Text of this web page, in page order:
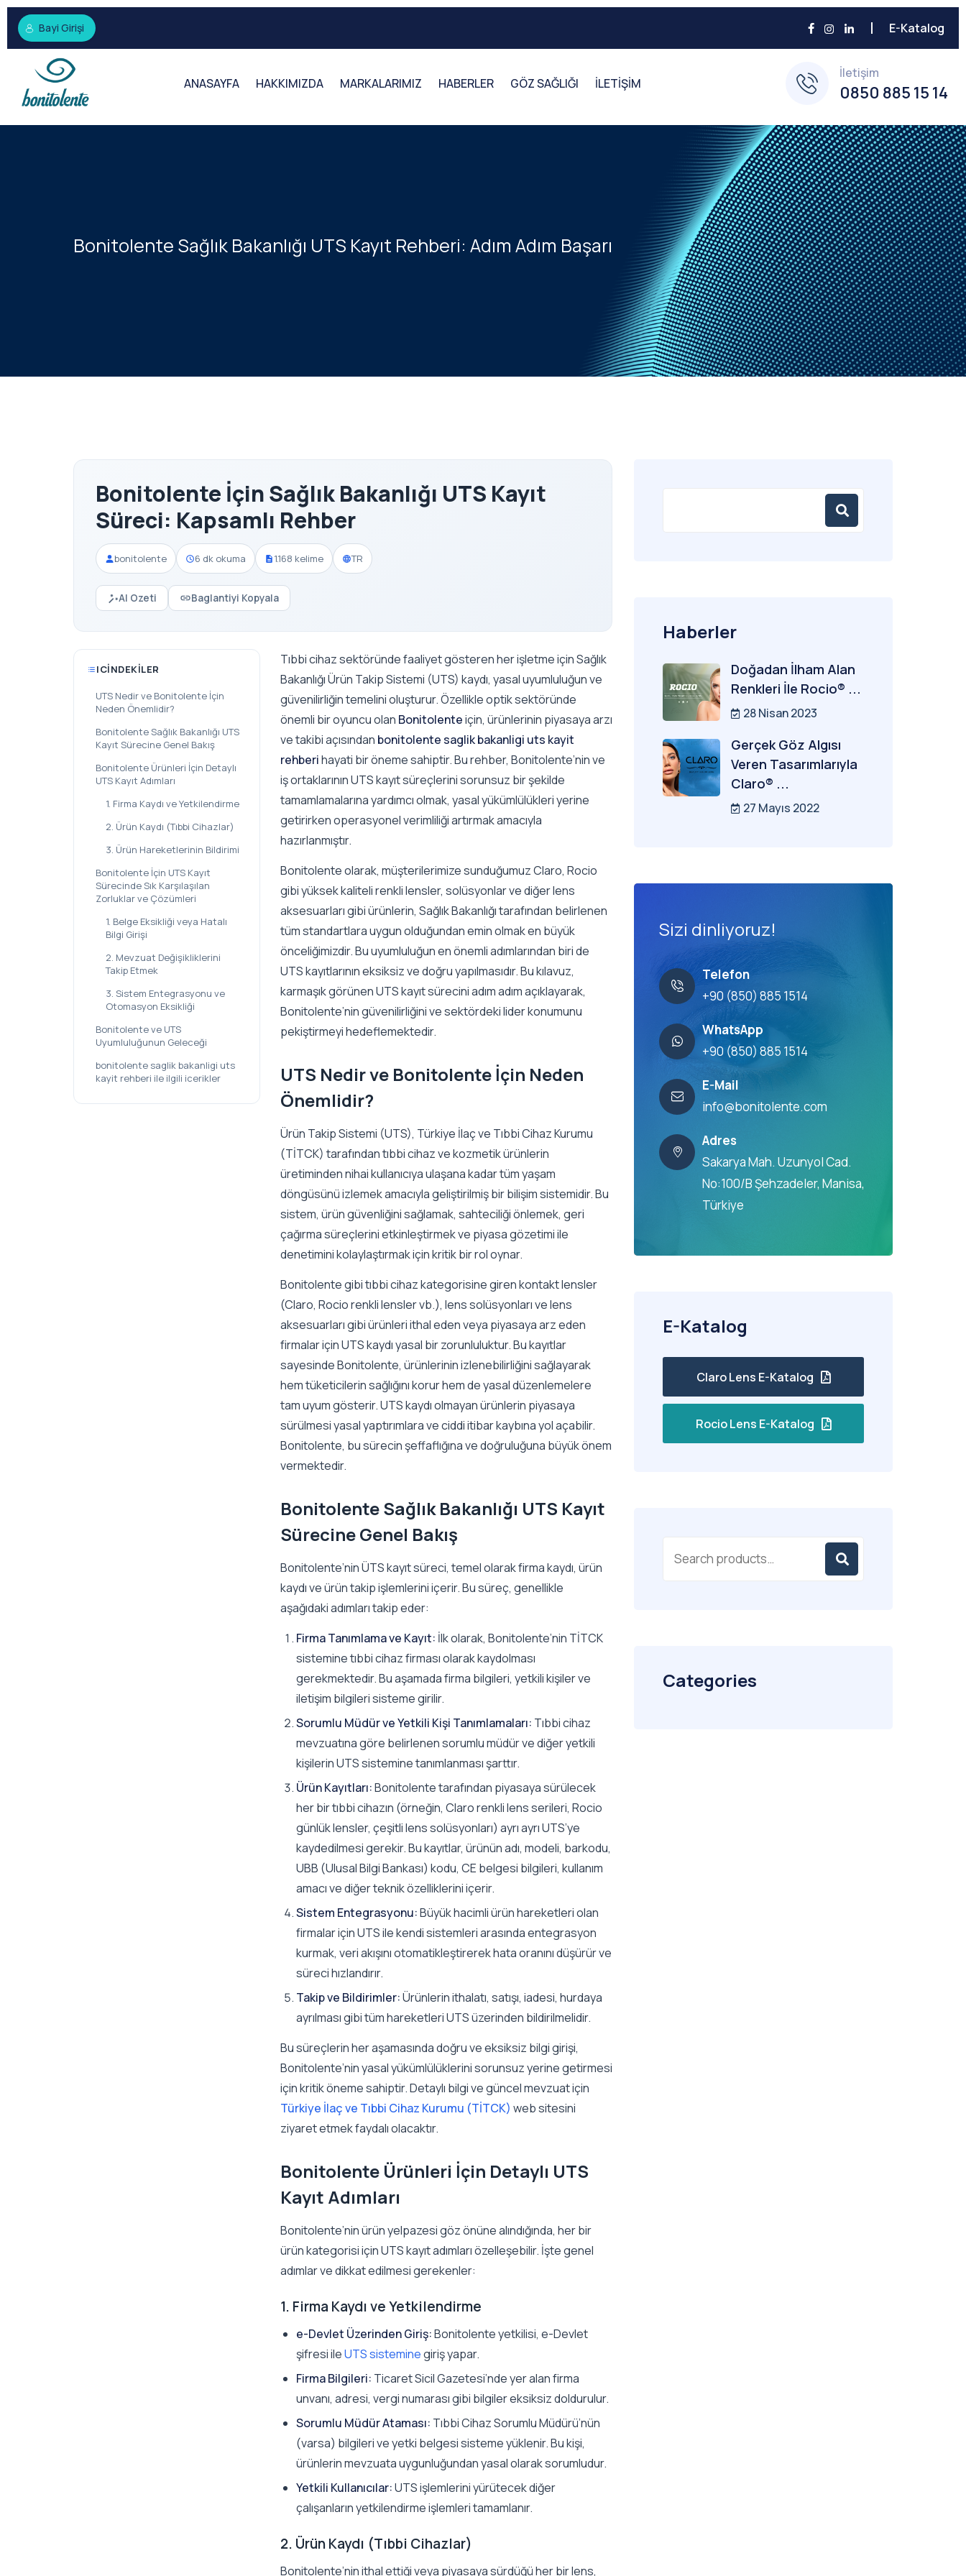
Bayi Girişi E-Katalog
ANASAYFA HAKKIMIZDA MARKALARIMIZ HABERLER GÖZ SAĞLIĞI İLETİŞİM
İletişim
0850 885 15 14
Bonitolente Sağlık Bakanlığı UTS Kayıt Rehberi: Adım Adım Başarı
Bonitolente İçin Sağlık Bakanlığı UTS Kayıt
Süreci: Kapsamlı Rehber
bonitolente 6 dk okuma 1.168 kelime TR
AI Ozeti Baglantiyi Kopyala
ICINDEKILER
UTS Nedir ve Bonitolente İçin
Neden Önemlidir?
Bonitolente Sağlık Bakanlığı UTS
Kayıt Sürecine Genel Bakış
Bonitolente Ürünleri İçin Detaylı
UTS Kayıt Adımları
1. Firma Kaydı ve Yetkilendirme
2. Ürün Kaydı (Tıbbi Cihazlar)
3. Ürün Hareketlerinin Bildirimi
Bonitolente İçin UTS Kayıt
Sürecinde Sık Karşılaşılan
Zorluklar ve Çözümleri
1. Belge Eksikliği veya Hatalı
Bilgi Girişi
2. Mevzuat Değişikliklerini
Takip Etmek
3. Sistem Entegrasyonu ve
Otomasyon Eksikliği
Bonitolente ve UTS
Uyumluluğunun Geleceği
bonitolente saglik bakanligi uts
kayit rehberi ile ilgili icerikler
Tıbbi cihaz sektöründe faaliyet gösteren her işletme için Sağlık
Bakanlığı Ürün Takip Sistemi (UTS) kaydı, yasal uyumluluğun ve
güvenilirliğin temelini oluşturur. Özellikle optik sektöründe
önemli bir oyuncu olan Bonitolenteiçin, ürünlerinin piyasaya arzı
ve takibi açısından bonitolente saglik bakanligi uts kayit
rehberihayati bir öneme sahiptir. Bu rehber, Bonitolente’nin ve
iş ortaklarının UTS kayıt süreçlerini sorunsuz bir şekilde
tamamlamalarına yardımcı olmak, yasal yükümlülükleri yerine
getirirken operasyonel verimliliği artırmak amacıyla
hazırlanmıştır.
Bonitolente olarak, müşterilerimize sunduğumuz Claro, Rocio
gibi yüksek kaliteli renkli lensler, solüsyonlar ve diğer lens
aksesuarları gibi ürünlerin, Sağlık Bakanlığı tarafından belirlenen
tüm standartlara uygun olduğundan emin olmak en büyük
önceliğimizdir. Bu uyumluluğun en önemli adımlarından biri de
UTS kayıtlarının eksiksiz ve doğru yapılmasıdır. Bu kılavuz,
karmaşık görünen UTS kayıt sürecini adım adım açıklayarak,
Bonitolente’nin güvenilirliğini ve sektördeki lider konumunu
pekiştirmeyi hedeflemektedir.
UTS Nedir ve Bonitolente İçin Neden
Önemlidir?
Ürün Takip Sistemi (UTS), Türkiye İlaç ve Tıbbi Cihaz Kurumu
(TİTCK) tarafından tıbbi cihaz ve kozmetik ürünlerin
üretiminden nihai kullanıcıya ulaşana kadar tüm yaşam
döngüsünü izlemek amacıyla geliştirilmiş bir bilişim sistemidir. Bu
sistem, ürün güvenliğini sağlamak, sahteciliği önlemek, geri
çağırma süreçlerini etkinleştirmek ve piyasa gözetimi ile
denetimini kolaylaştırmak için kritik bir rol oynar.
Bonitolente gibi tıbbi cihaz kategorisine giren kontakt lensler
(Claro, Rocio renkli lensler vb.), lens solüsyonları ve lens
aksesuarları gibi ürünleri ithal eden veya piyasaya arz eden
firmalar için UTS kaydı yasal bir zorunluluktur. Bu kayıtlar
sayesinde Bonitolente, ürünlerinin izlenebilirliğini sağlayarak
hem tüketicilerin sağlığını korur hem de yasal düzenlemelere
tam uyum gösterir. UTS kaydı olmayan ürünlerin piyasaya
sürülmesi yasal yaptırımlara ve ciddi itibar kaybına yol açabilir.
Bonitolente, bu sürecin şeffaflığına ve doğruluğuna büyük önem
vermektedir.
Bonitolente Sağlık Bakanlığı UTS Kayıt
Sürecine Genel Bakış
Bonitolente’nin ÜTS kayıt süreci, temel olarak firma kaydı, ürün
kaydı ve ürün takip işlemlerini içerir. Bu süreç, genellikle
aşağıdaki adımları takip eder:
Firma Tanımlama ve Kayıt: İlk olarak, Bonitolente’nin TİTCK
sistemine tıbbi cihaz firması olarak kaydolması
gerekmektedir. Bu aşamada firma bilgileri, yetkili kişiler ve
iletişim bilgileri sisteme girilir.
Sorumlu Müdür ve Yetkili Kişi Tanımlamaları: Tıbbi cihaz
mevzuatına göre belirlenen sorumlu müdür ve diğer yetkili
kişilerin UTS sistemine tanımlanması şarttır.
Ürün Kayıtları:Bonitolente tarafından piyasaya sürülecek
her bir tıbbi cihazın (örneğin, Claro renkli lens serileri, Rocio
günlük lensler, çeşitli lens solüsyonları) ayrı ayrı UTS’ye
kaydedilmesi gerekir. Bu kayıtlar, ürünün adı, modeli, barkodu,
UBB (Ulusal Bilgi Bankası) kodu, CE belgesi bilgileri, kullanım
amacı ve diğer teknik özelliklerini içerir.
Sistem Entegrasyonu:Büyük hacimli ürün hareketleri olan
firmalar için UTS ile kendi sistemleri arasında entegrasyon
kurmak, veri akışını otomatikleştirerek hata oranını düşürür ve
süreci hızlandırır.
Takip ve Bildirimler:Ürünlerin ithalatı, satışı, iadesi, hurdaya
ayrılması gibi tüm hareketleri UTS üzerinden bildirilmelidir.
Bu süreçlerin her aşamasında doğru ve eksiksiz bilgi girişi,
Bonitolente’nin yasal yükümlülüklerini sorunsuz yerine getirmesi
için kritik öneme sahiptir. Detaylı bilgi ve güncel mevzuat için
Türkiye İlaç ve Tıbbi Cihaz Kurumu (TİTCK) web sitesini
ziyaret etmek faydalı olacaktır.
Bonitolente Ürünleri İçin Detaylı UTS
Kayıt Adımları
Bonitolente’nin ürün yelpazesi göz önüne alındığında, her bir
ürün kategorisi için UTS kayıt adımları özelleşebilir. İşte genel
adımlar ve dikkat edilmesi gerekenler:
1. Firma Kaydı ve Yetkilendirme
e-Devlet Üzerinden Giriş:Bonitolente yetkilisi, e-Devlet
şifresi ileUTS sisteminegiriş yapar.
Firma Bilgileri: Ticaret Sicil Gazetesi’nde yer alan firma
unvanı, adresi, vergi numarası gibi bilgiler eksiksiz doldurulur.
Sorumlu Müdür Ataması: Tıbbi Cihaz Sorumlu Müdürü’nün
(varsa) bilgileri ve yetki belgesi sisteme yüklenir. Bu kişi,
ürünlerin mevzuata uygunluğundan yasal olarak sorumludur.
Yetkili Kullanıcılar:UTS işlemlerini yürütecek diğer
çalışanların yetkilendirme işlemleri tamamlanır.
2. Ürün Kaydı (Tıbbi Cihazlar)
Bonitolente’nin ithal ettiği veya piyasaya sürdüğü her bir lens,
Haberler
Doğadan İlham Alan
Renkleri İle Rocio® ...
28 Nisan 2023
Gerçek Göz Algısı
Veren Tasarımlarıyla
Claro® ...
27 Mayıs 2022
Sizi dinliyoruz!
Telefon
+90 (850) 885 1514
WhatsApp
+90 (850) 885 1514
E-Mail
info@bonitolente.com
Adres
Sakarya Mah. Uzunyol Cad.
No:100/B Şehzadeler, Manisa,
Türkiye
E-Katalog
Claro Lens E-Katalog
Rocio Lens E-Katalog
Categories